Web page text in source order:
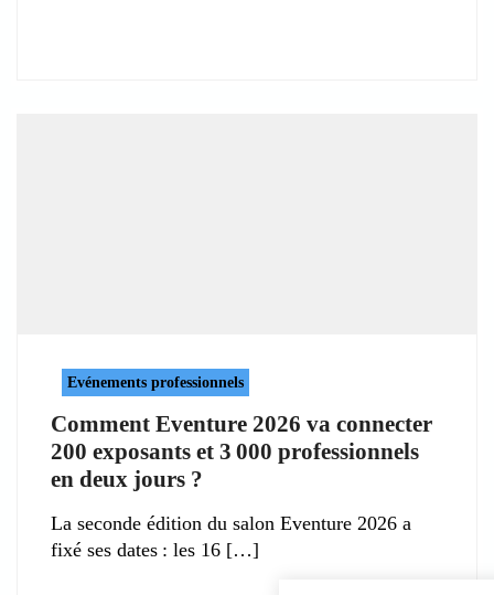
Evénements professionnels
Comment Eventure 2026 va connecter
200 exposants et 3 000 professionnels
en deux jours ?
La seconde édition du salon Eventure 2026 a
fixé ses dates : les 16